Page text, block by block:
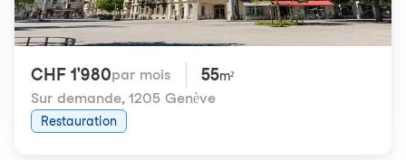
CHF 1'980par mois 55m²
Sur demande, 1205 Genève
Restauration